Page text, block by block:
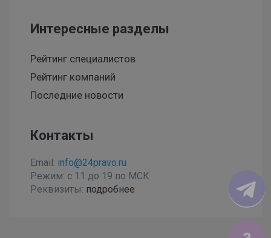
Интересные разделы
Рейтинг специалистов
Рейтинг компаний
Последние новости
Контакты
Email: info@24pravo.ru
Режим: с 11 до 19 по МСК
Реквизиты: подробнее